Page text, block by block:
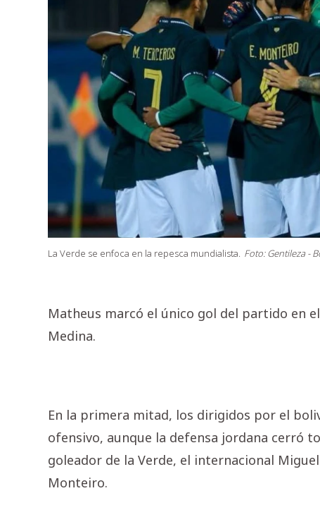
La Verde se enfoca en la repesca mundialista. Foto: Gentileza -
Matheus marcó el único gol del partido en
Medina.
En la primera mitad, los dirigidos por el
ofensivo, aunque la defensa jordana cerró
goleador de la Verde, el internacional
Monteiro.